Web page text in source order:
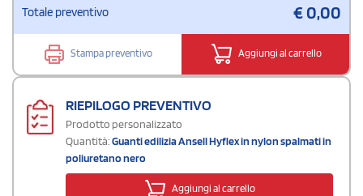
Totale preventivo €0,00
Stampa preventivo Aggiungi al carrello
RIEPILOGO PREVENTIVO
Prodotto personalizzato
Quantità:Guanti edilizia Ansell Hyflex in nylon spalmati in
poliuretano nero
Aggiungi al carrello